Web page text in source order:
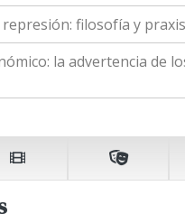
filosofía y
la advertencia de